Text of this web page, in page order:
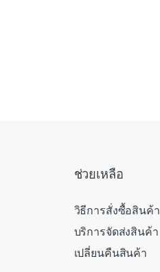
ช่วยเหลือ
วิธีการสั่งซื้อสินค้า
บริการจัดส่งสินค้า
เปลี่ยนคืนสินค้า